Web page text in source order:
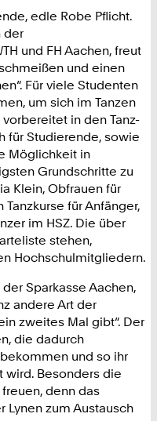
edle Robe Pflicht.
der
und FH Aachen, freut
und einen
Für viele Studenten
um sich im Tanzen
in den Tanz-
für Studierende, sowie
Möglichkeit in
Grundschritte zu
Klein, Obfrauen für
für Anfänger,
im HSZ. Die über
stehen,
Hochschulmitgliedern.
Sparkasse Aachen,
andere Art der
zweites Mal gibt“. Der
die dadurch
und so ihr
Besonders die
denn das
zum Austausch